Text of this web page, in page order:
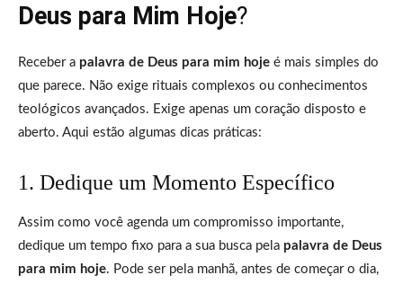
Deus para Mim Hoje?
Receber a palavra de Deus para mim hoje é mais simples do
que parece. Não exige rituais complexos ou conhecimentos
teológicos avançados. Exige apenas um coração disposto e
aberto. Aqui estão algumas dicas práticas:
1. Dedique um Momento Específico
Assim como você agenda um compromisso importante,
dedique um tempo fixo para a sua busca pela palavra de Deus
para mim hoje. Pode ser pela manhã, antes de começar o dia,